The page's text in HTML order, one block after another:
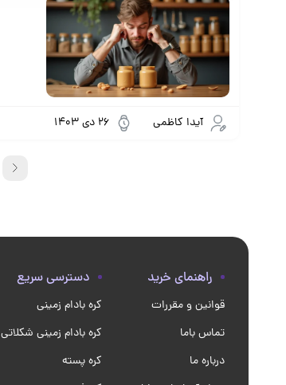
آیدا کاظمی 26 دی 1403
راهنمای خرید
قوانین و مقررات
تماس باما
درباره ما
دسترسی سریع
کره بادام زمینی
کره بادام زمینی شکلاتی
کره پسته